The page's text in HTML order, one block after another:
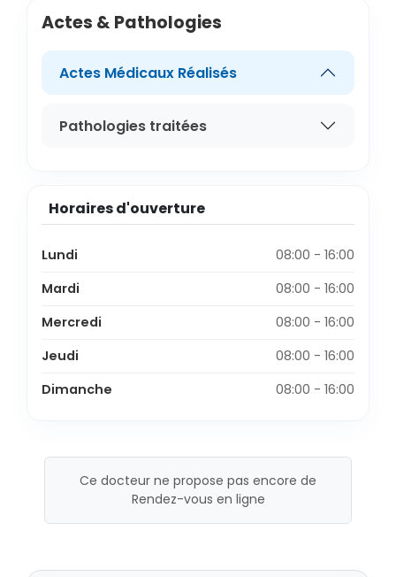
Actes & Pathologies
Actes Médicaux Réalisés
Pathologies traitées
Horaires d'ouverture
Lundi
08:00 - 16:00
Mardi
08:00 - 16:00
Mercredi
08:00 - 16:00
Jeudi
08:00 - 16:00
Dimanche
08:00 - 16:00
Ce docteur ne propose pas encore de
Rendez-vous en ligne